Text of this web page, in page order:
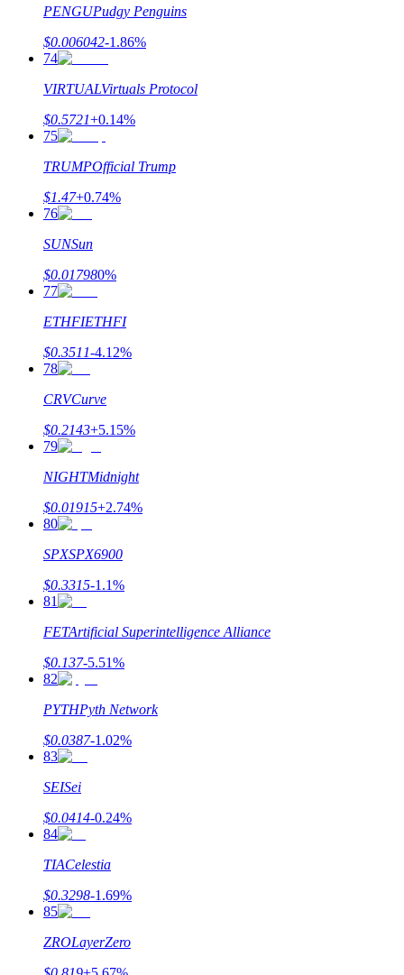
PENGUPudgy Penguins
$0.006042-1.86%
74
VIRTUALVirtuals Protocol
$0.5721+0.14%
75
TRUMPOfficial Trump
$1.47+0.74%
76
SUNSun
$0.017980%
77
ETHFIETHFI
$0.3511-4.12%
78
CRVCurve
$0.2143+5.15%
79
NIGHTMidnight
$0.01915+2.74%
80
SPXSPX6900
$0.3315-1.1%
81
FETArtificial Superintelligence Alliance
$0.137-5.51%
82
PYTHPyth Network
$0.0387-1.02%
83
SEISei
$0.0414-0.24%
84
TIACelestia
$0.3298-1.69%
85
ZROLayerZero